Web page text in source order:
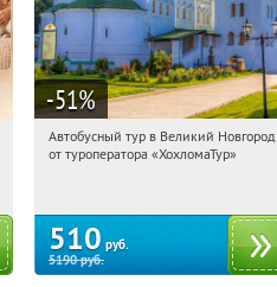
-51%
15:50:27 Купили:2
Автобусный тур в Великий Новгород
от туроператора «ХохломаТур»
510 руб.
5190руб.